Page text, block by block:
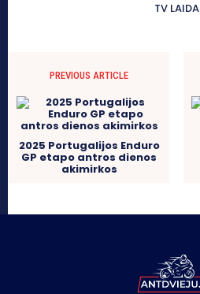
TV LAIDA
PREVIOUS ARTICLE
2025 Portugalijos Enduro
GP etapo antros dienos
akimirkos